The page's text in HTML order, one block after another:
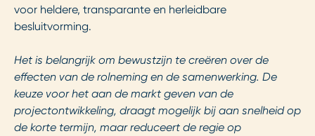
voor heldere, transparante en herleidbare
besluitvorming.
Het is belangrijk om bewustzijn te creëren over de
effecten van de rolneming en de samenwerking. De
keuze voor het aan de markt geven van de
projectontwikkeling, draagt mogelijk bij aan snelheid op
de korte termijn, maar reduceert de regie op